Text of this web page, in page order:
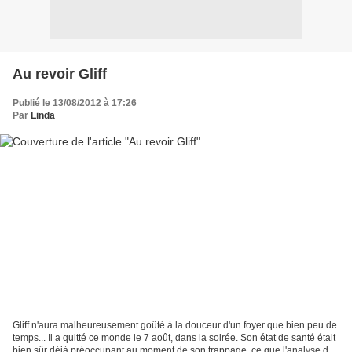
Au revoir Gliff
Publié le 13/08/2012 à 17:26
Par Linda
Gliff n'aura malheureusement goûté à la douceur d'un foyer que bien peu de
temps... Il a quitté ce monde le 7 août, dans la soirée. Son état de santé était